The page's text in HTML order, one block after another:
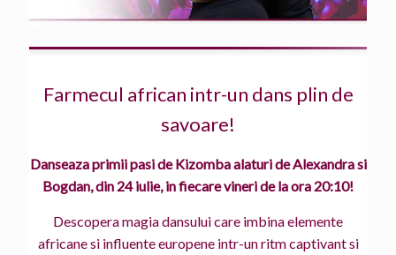
Farmecul african intr-un dans plin de
savoare!
Danseaza primii pasi de Kizomba alaturi de Alexandra si
Bogdan, din 24 iulie, in fiecare vineri de la ora 20:10!
Descopera magia dansului care imbina elemente
africane si influente europene intr-un ritm captivant si